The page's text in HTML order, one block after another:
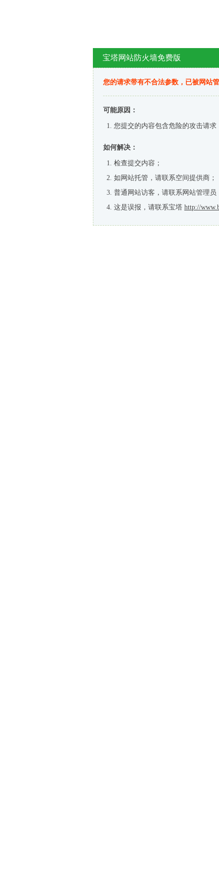
宝塔网站防火墙免费版
您的请求带有不合法参数，已被网站
可能原因：
您提交的内容包含危险的攻击请求
如何解决：
检查提交内容；
如网站托管，请联系空间提供商；
普通网站访客，请联系网站管理员
这是误报，请联系宝塔 http://